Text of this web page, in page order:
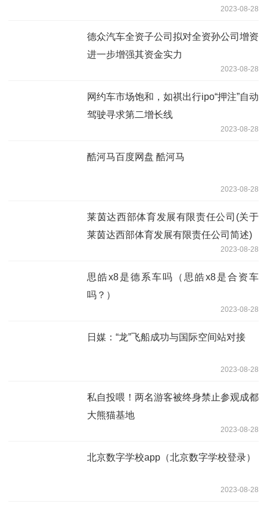
2023-08-28
德众汽车全资子公司拟对全资孙公司增资
进一步增强其资金实力
2023-08-28
网约车市场饱和，如祺出行ipo“押注”自动
驾驶寻求第二增长线
2023-08-28
酷河马百度网盘 酷河马
2023-08-28
莱茵达西部体育发展有限责任公司(关于
莱茵达西部体育发展有限责任公司简述)
2023-08-28
思皓x8是德系车吗（思皓x8是合资车
吗？）
2023-08-28
日媒：“龙”飞船成功与国际空间站对接
2023-08-28
私自投喂！两名游客被终身禁止参观成都
大熊猫基地
2023-08-28
北京数字学校app（北京数字学校登录）
2023-08-28